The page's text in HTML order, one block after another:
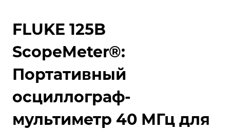
FLUKE 125B
ScopeMeter®:
Портативный
осциллограф-
мультиметр 40 МГц для